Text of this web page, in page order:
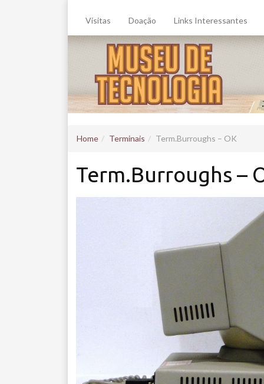
Visitas Doação Links Interessantes
Home Terminais Term.Burroughs – OK
Term.Burroughs –